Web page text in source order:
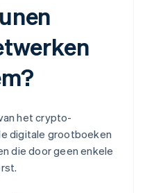
het crypto-
digitale grootboeken
die door geen enkele